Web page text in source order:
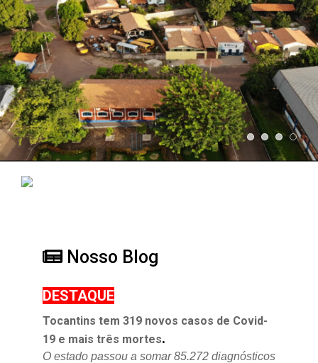
Nosso Blog
DESTAQUE
Tocantins tem 319 novos casos de Covid-
19 e mais três mortes.
O estado passou a somar 85.272 diagnósticos